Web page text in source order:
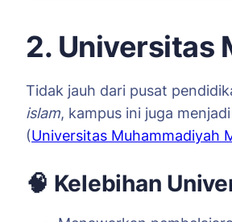
2. Universitas
Tidak jauh dari pusat
islam, kampus ini juga
(Universitas Muhammadiyah
🧠 Kelebihan